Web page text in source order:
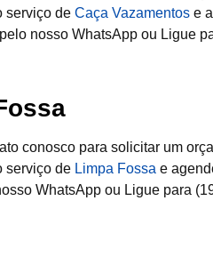
serviço deCaça Vazamentos e
nosso WhatsApp ou Ligue
conosco para solicitar um
serviço de Limpa Fossa e
WhatsApp ou Ligue para